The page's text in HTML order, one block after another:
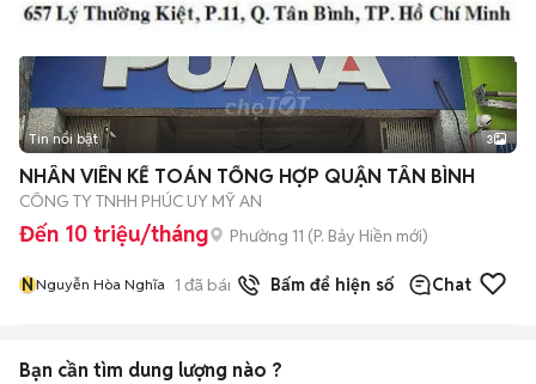
Tin nổi bật 3
NHÂN VIÊN KẾ TOÁN TỔNG HỢP QUẬN TÂN BÌNH
CÔNG TY TNHH PHÚC UY MỸ AN
Đến 10 triệu/tháng Phường 11 (P. Bảy Hiền mới)
NNguyễn Hòa Nghĩa 1 đã bán Bấm để hiện số Chat
Bạn cần tìm dung lượng nào ?